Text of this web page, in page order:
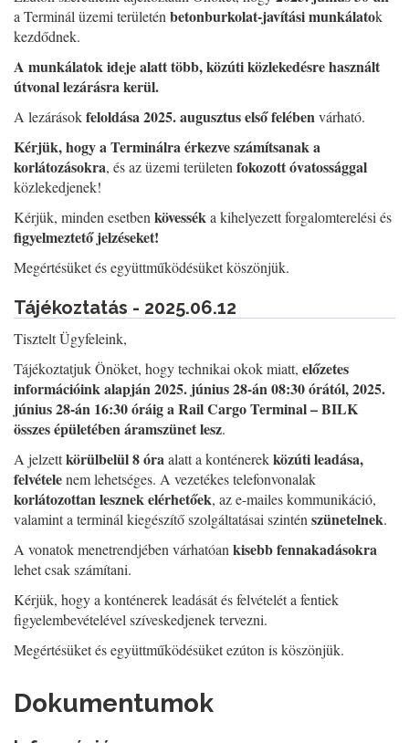
a Terminál üzemi területén betonburkolat-javítási munkálatok
kezdődnek.
A munkálatok ideje alatt több, közúti közlekedésre használt
útvonal lezárásra kerül.
A lezárásokfeloldása 2025. augusztus első felébenvárható.
Kérjük, hogy a Terminálra érkezve számítsanak a
korlátozásokra, és az üzemi területen fokozott óvatossággal
közlekedjenek!
Kérjük, minden esetben kövesséka kihelyezett forgalomterelési és
figyelmeztető jelzéseket!
Megértésüket és együttműködésüket köszönjük.
Tájékoztatás - 2025.06.12
Tisztelt Ügyfeleink,
Tájékoztatjuk Önöket, hogy technikai okok miatt, előzetes
információink alapján 2025. június 28-án 08:30 órától, 2025.
június 28-án 16:30 óráig a Rail Cargo Terminal – BILK
összes épületében áramszünet lesz.
A jelzettkörülbelül 8 óraalatt a konténerekközúti leadása,
felvételenem lehetséges. A vezetékes telefonvonalak
korlátozottan lesznek elérhetőek, az e-mailes kommunikáció,
valamint a terminál kiegészítő szolgáltatásai szintén szünetelnek.
A vonatok menetrendjében várhatóan kisebb fennakadásokra
lehet csak számítani.
Kérjük, hogy a konténerek leadását és felvételét a fentiek
figyelembevételével szíveskedjenek tervezni.
Megértésüket és együttműködésüket ezúton is köszönjük.
Dokumentumok